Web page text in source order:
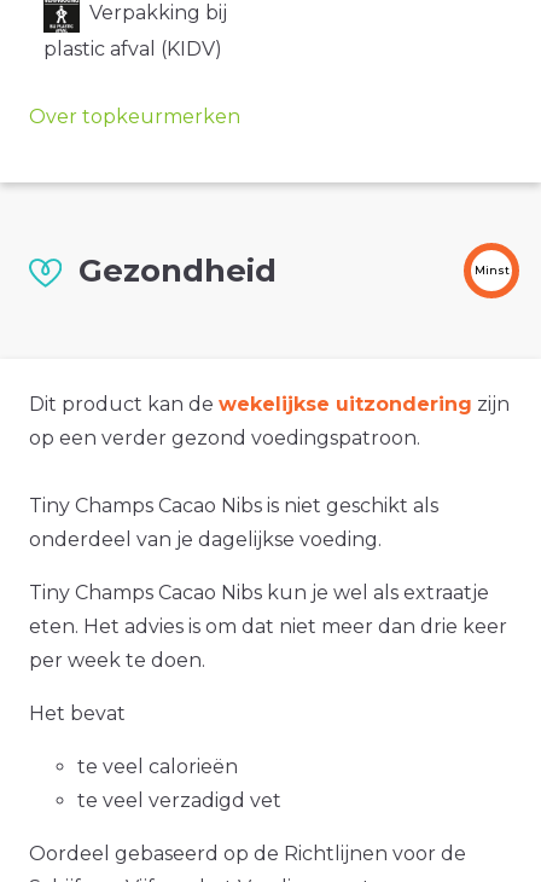
Verpakking bij
plastic afval (KIDV)
Over topkeurmerken
Gezondheid Minst
Dit product kan de wekelijkse uitzondering zijn
op een verder gezond voedingspatroon.
Tiny Champs Cacao Nibs is niet geschikt als
onderdeel van je dagelijkse voeding.
Tiny Champs Cacao Nibs kun je wel als extraatje
eten. Het advies is om dat niet meer dan drie keer
per week te doen.
Het bevat
te veel calorieën
te veel verzadigd vet
Oordeel gebaseerd op de Richtlijnen voor de